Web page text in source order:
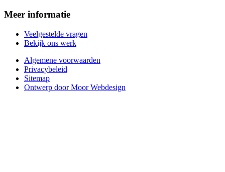
Meer informatie
Veelgestelde vragen
Bekijk ons werk
Algemene voorwaarden
Privacybeleid
Sitemap
Ontwerp door Moor Webdesign